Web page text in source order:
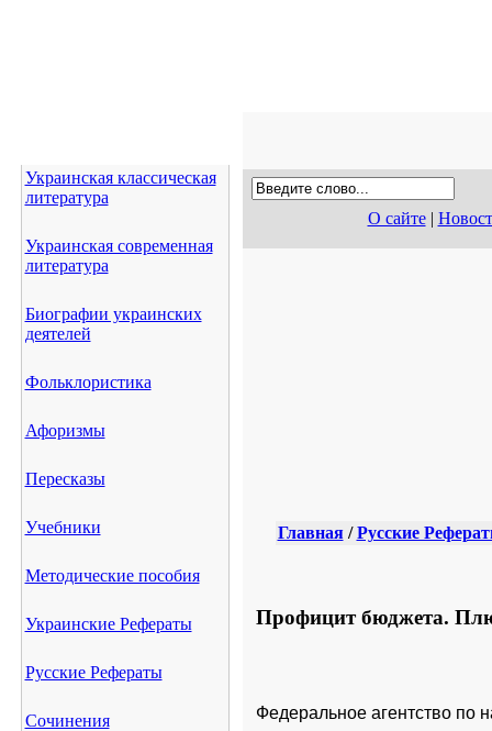
Украинская классическая
литература
Украинская современная
литература
Биографии украинских
деятелей
Фольклористика
Афоризмы
Пересказы
Учебники
Методические пособия
Украинские Рефераты
Русские Рефераты
Сочинения
О сайте|
Главная/Русские
Профицит бюджета.
Федеральное агентство по